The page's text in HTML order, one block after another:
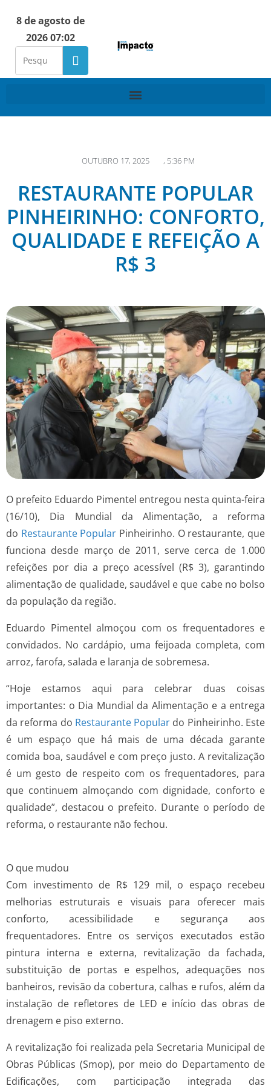
8 de agosto de
2026 07:02
OUTUBRO 17, 2025 , 5:36 PM
RESTAURANTE POPULAR
PINHEIRINHO: CONFORTO,
QUALIDADE E REFEIÇÃO A
R$ 3
O prefeito Eduardo Pimentel entregou nesta quinta-feira
(16/10), Dia Mundial da Alimentação, a reforma
do Restaurante Popular Pinheirinho. O restaurante, que
funciona desde março de 2011, serve cerca de 1.000
refeições por dia a preço acessível (R$ 3), garantindo
alimentação de qualidade, saudável e que cabe no bolso
da população da região.
Eduardo Pimentel almoçou com os frequentadores e
convidados. No cardápio, uma feijoada completa, com
arroz, farofa, salada e laranja de sobremesa.
“Hoje estamos aqui para celebrar duas coisas
importantes: o Dia Mundial da Alimentação e a entrega
da reforma do Restaurante Popular do Pinheirinho. Este
é um espaço que há mais de uma década garante
comida boa, saudável e com preço justo. A revitalização
é um gesto de respeito com os frequentadores, para
que continuem almoçando com dignidade, conforto e
qualidade”, destacou o prefeito. Durante o período de
reforma, o restaurante não fechou.
O que mudou
Com investimento de R$ 129 mil, o espaço recebeu
melhorias estruturais e visuais para oferecer mais
conforto, acessibilidade e segurança aos
frequentadores. Entre os serviços executados estão
pintura interna e externa, revitalização da fachada,
substituição de portas e espelhos, adequações nos
banheiros, revisão da cobertura, calhas e rufos, além da
instalação de refletores de LED e início das obras de
drenagem e piso externo.
A revitalização foi realizada pela Secretaria Municipal de
Obras Públicas (Smop), por meio do Departamento de
Edificações, com participação integrada das